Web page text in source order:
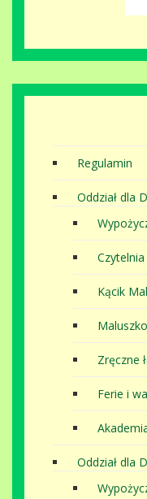
Regulamin
Oddział dla
Czytelnia
Kącik
Zręczne
Ferie i
Oddział dla